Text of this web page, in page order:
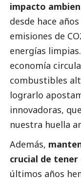
impacto
desde hace
emisiones de
energías
economía
combustibles
lograrlo
innovadoras,
nuestra huella
Además,
crucial de
últimos años